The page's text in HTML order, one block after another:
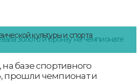
культуры и спорта
базе спортивного
прошли чемпионат и